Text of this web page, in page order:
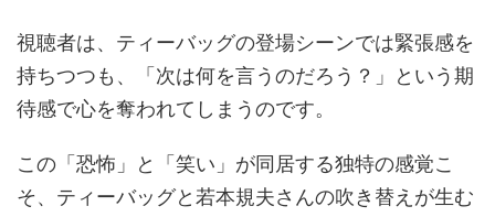
視聴者は、ティーバッグの登場シーンでは緊張感を
持ちつつも、「次は何を言うのだろう？」という期
待感で心を奪われてしまうのです。
この「恐怖」と「笑い」が同居する独特の感覚こ
そ、ティーバッグと若本規夫さんの吹き替えが生む